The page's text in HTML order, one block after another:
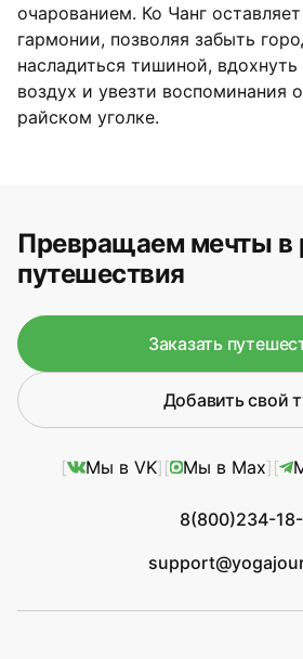
очарованием. Ко Чанг
гармонии, позволяя забыть
насладиться тишиной,
воздух и увезти воспоминания
райском уголке.
Превращаем мечты в
путешествия
Заказать
Добавить свой
Мы в VK Мы в Max
8(800)234-